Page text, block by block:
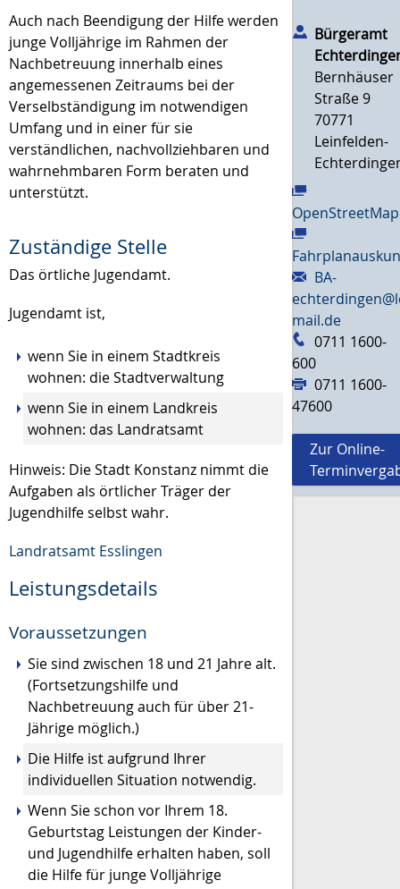
Auch nach Beendigung der Hilfe werden
junge Volljährige im Rahmen der
Nachbetreuung innerhalb eines
angemessenen Zeitraums bei der
Verselbständigung im notwendigen
Umfang und in einer für sie
verständlichen, nachvollziehbaren und
wahrnehmbaren Form beraten und
unterstützt.
Zuständige Stelle
Das örtliche Jugendamt.
Jugendamt ist,
wenn Sie in einem Stadtkreis
wohnen: die Stadtverwaltung
wenn Sie in einem Landkreis
wohnen: das Landratsamt
Hinweis: Die Stadt Konstanz nimmt die
Aufgaben als örtlicher Träger der
Jugendhilfe selbst wahr.
Landratsamt Esslingen
Leistungsdetails
Voraussetzungen
Sie sind zwischen 18 und 21 Jahre alt.
(Fortsetzungshilfe und
Nachbetreuung auch für über 21-
Jährige möglich.)
Die Hilfe ist aufgrund Ihrer
individuellen Situation notwendig.
Wenn Sie schon vor Ihrem 18.
Geburtstag Leistungen der Kinder-
und Jugendhilfe erhalten haben, soll
die Hilfe für junge Volljährige
Bürgeramt
Bernhäuser
Straße 9
70771
Leinfelden-
OpenStreetMap
BA-
mail.de
0711 1600-
600
0711 1600-
47600
Zur Online-